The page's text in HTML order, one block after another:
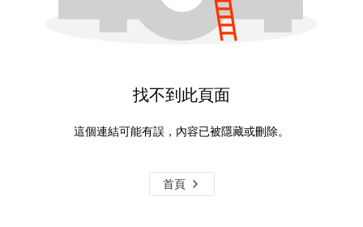
找不到此頁面
這個連結可能有誤，內容已被隱藏或刪除。
首頁